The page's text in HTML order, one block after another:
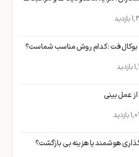
چربی لپ در شیراز
بوکال فت : کدام روش مناسب شماست؟
عمل بینی
هوشمند یا هزینه بی بازگشت؟